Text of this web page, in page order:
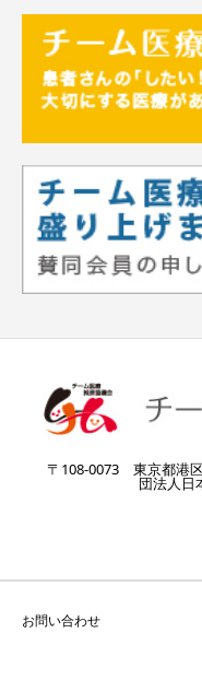
〒108-0073 東京都港
団法人日
お問い合わせ